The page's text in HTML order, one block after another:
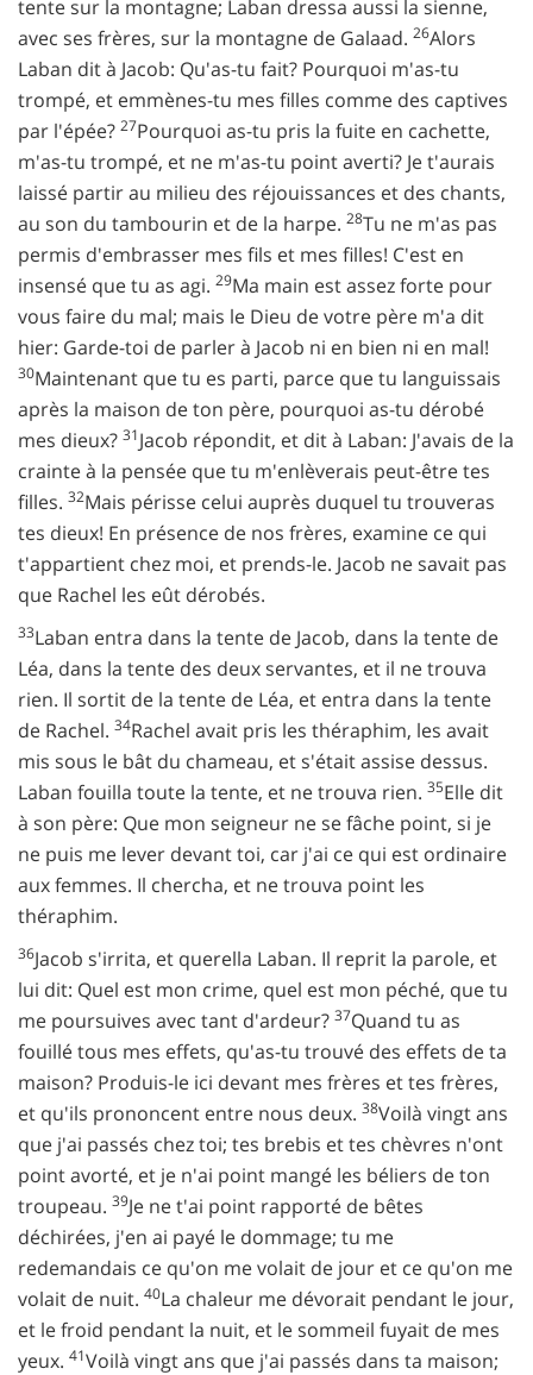
tente sur la montagne; Laban dressa aussi la sienne,
avec ses frères, sur la montagne de Galaad. 26Alors
Laban dit à Jacob: Qu'as-tu fait? Pourquoi m'as-tu
trompé, et emmènes-tu mes filles comme des captives
par l'épée? 27Pourquoi as-tu pris la fuite en cachette,
m'as-tu trompé, et ne m'as-tu point averti? Je t'aurais
laissé partir au milieu des réjouissances et des chants,
au son du tambourin et de la harpe. 28Tu ne m'as pas
permis d'embrasser mes fils et mes filles! C'est en
insensé que tu as agi. 29Ma main est assez forte pour
vous faire du mal; mais le Dieu de votre père m'a dit
hier: Garde-toi de parler à Jacob ni en bien ni en mal!
30Maintenant que tu es parti, parce que tu languissais
après la maison de ton père, pourquoi as-tu dérobé
mes dieux? 31Jacob répondit, et dit à Laban: J'avais de la
crainte à la pensée que tu m'enlèverais peut-être tes
filles. 32Mais périsse celui auprès duquel tu trouveras
tes dieux! En présence de nos frères, examine ce qui
t'appartient chez moi, et prends-le. Jacob ne savait pas
que Rachel les eût dérobés.
33Laban entra dans la tente de Jacob, dans la tente de
Léa, dans la tente des deux servantes, et il ne trouva
rien. Il sortit de la tente de Léa, et entra dans la tente
de Rachel. 34Rachel avait pris les théraphim, les avait
mis sous le bât du chameau, et s'était assise dessus.
Laban fouilla toute la tente, et ne trouva rien. 35Elle dit
à son père: Que mon seigneur ne se fâche point, si je
ne puis me lever devant toi, car j'ai ce qui est ordinaire
aux femmes. Il chercha, et ne trouva point les
théraphim.
36Jacob s'irrita, et querella Laban. Il reprit la parole, et
lui dit: Quel est mon crime, quel est mon péché, que tu
me poursuives avec tant d'ardeur? 37Quand tu as
fouillé tous mes effets, qu'as-tu trouvé des effets de ta
maison? Produis-le ici devant mes frères et tes frères,
et qu'ils prononcent entre nous deux. 38Voilà vingt ans
que j'ai passés chez toi; tes brebis et tes chèvres n'ont
point avorté, et je n'ai point mangé les béliers de ton
troupeau. 39Je ne t'ai point rapporté de bêtes
déchirées, j'en ai payé le dommage; tu me
redemandais ce qu'on me volait de jour et ce qu'on me
volait de nuit. 40La chaleur me dévorait pendant le jour,
et le froid pendant la nuit, et le sommeil fuyait de mes
yeux. 41Voilà vingt ans que j'ai passés dans ta maison;